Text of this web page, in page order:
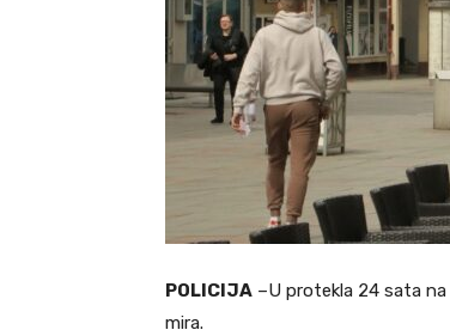
POLICIJA –U protekla 24 sata
mira.